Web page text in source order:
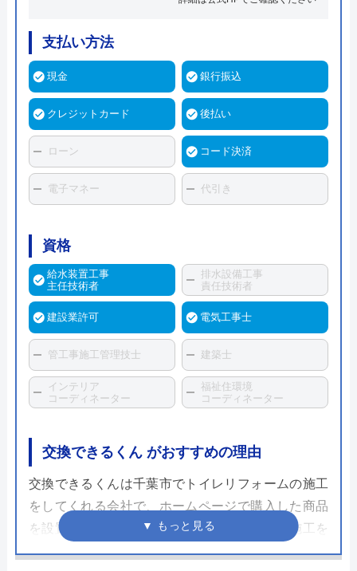
支払い方法
現金 銀行振込
クレジットカード 後払い
ローン コード決済
電子マネー 代引き
資格
給水装置工事
主任技術者
排水設備工事
責任技術者
建設業許可 電気工事士
管工事施工管理技士 建築士
インテリア
コーディネーター
福祉住環境
コーディネーター
交換できるくん がおすすめの理由
交換できるくんは千葉市でトイレリフォームの施工
をしてくれる会社で、ホームページで購入した商品
を設置まで依頼できるのが特徴の会社です。施工を
する職人は社員もしくは提携先のエンジニアのみな